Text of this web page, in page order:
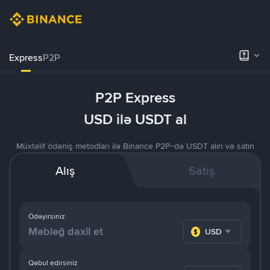
ExpressP2P
P2P Express
USD ilə USDT al
Müxtəlif ödəniş metodları ilə Binance P2P-də USDT alın və satın
Alış Satış
Ödəyirsiniz
USD
Qəbul edirsiniz